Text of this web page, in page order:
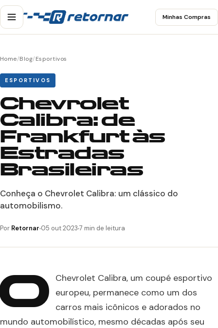
Minhas Compras
Home/Blog/Esportivos
ESPORTIVOS
Chevrolet
Calibra: de
Frankfurt às
Estradas
Brasileiras
Conheça o Chevrolet Calibra: um clássico do
automobilismo.
Por Retornar 05 out 2023 7 min de leitura
Chevrolet Calibra, um coupé esportivo
europeu, permanece como um dos
carros mais icônicos e adorados no
mundo automobilístico, mesmo décadas após seu